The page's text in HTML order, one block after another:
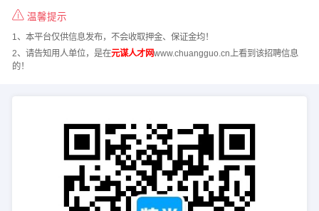
温馨提示
1、本平台仅供信息发布，不会收取押金、保证金均！
2、请告知用人单位，是在元谋人才网www.chuangguo.cn上看到该招聘信息
的！